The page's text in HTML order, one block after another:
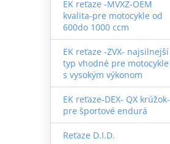
EK reťaze -MVXZ-OEM
kvalita-pre motocykle od
600do 1000 ccm
EK reťaze -ZVX- najsilnejší
typ vhodné pre motocykle
s vysokým výkonom
EK reťaze-DEX- QX krúžok-
pre športové endurá
Reťaze D.I.D.